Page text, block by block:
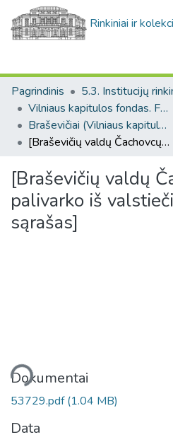
Rinkiniai ir
Pagrindinis
Vilniaus kapitulos fondas. F43
Braševičiai (Vilniaus kapitulos fondas. F43. Bažnytinės valdos)
[Braševičių valdų Čachovcų palivarko iš valstiečių priimtų galvijų sąrašas]
[Braševičių valdų
palivarko iš
sąrašas]
Dokumentai
53729.pdf(1.04 MB)
Data